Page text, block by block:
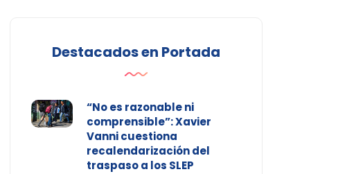
Destacados en Portada
“No es razonable ni
comprensible”: Xavier
Vanni cuestiona
recalendarización del
traspaso a los SLEP